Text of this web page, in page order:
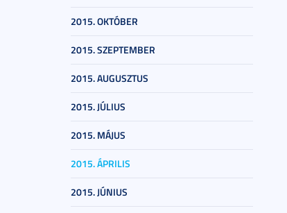
2015. OKTÓBER
2015. SZEPTEMBER
2015. AUGUSZTUS
2015. JÚLIUS
2015. MÁJUS
2015. ÁPRILIS
2015. JÚNIUS